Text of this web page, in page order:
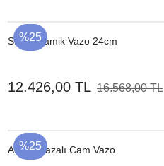
%25
Sırlı Seramik Vazo 24cm
12.426,00 TL 16.568,00 TL
%25
Ahşap Bazalı Cam Vazo